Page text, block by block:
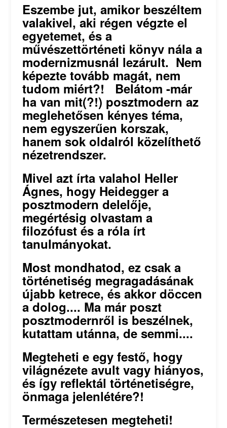
Eszembe jut, amikor beszéltem
valakivel, aki régen végzte el
egyetemet, és a
művészettörténeti könyv nála a
modernizmusnál lezárult. Nem
képezte tovább magát, nem
tudom miért?! Belátom -már
ha van mit(?!) posztmodern az
meglehetősen kényes téma,
nem egyszerűen korszak,
hanem sok oldalról közelíthető
nézetrendszer.
Mivel azt írta valahol Heller
Ágnes, hogy Heidegger a
posztmodern delelője,
megértésig olvastam a
filozófust és a róla írt
tanulmányokat.
Most mondhatod, ez csak a
történetiség megragadásának
újabb ketrece, és akkor döccen
a dolog.... Ma már poszt
posztmodernről is beszélnek,
kutattam utánna, de semmi....
Megteheti e egy festő, hogy
világnézete avult vagy hiányos,
és így reflektál történetiségre,
önmaga jelenlétére?!
Természetesen megteheti!